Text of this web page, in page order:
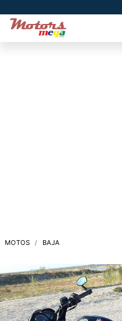
MOTOS BAJA